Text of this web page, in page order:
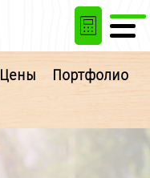
Цены
Портфолио